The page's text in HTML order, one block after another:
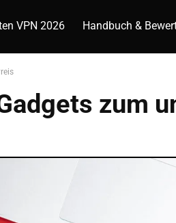
VPN 2026 Handbuch &
zum